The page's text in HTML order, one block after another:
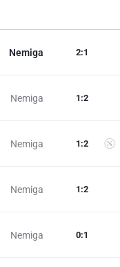
Nemiga 2:1
Nemiga 1 :2
Nemiga 1 :2
Nemiga 1 :2
Nemiga 0:1